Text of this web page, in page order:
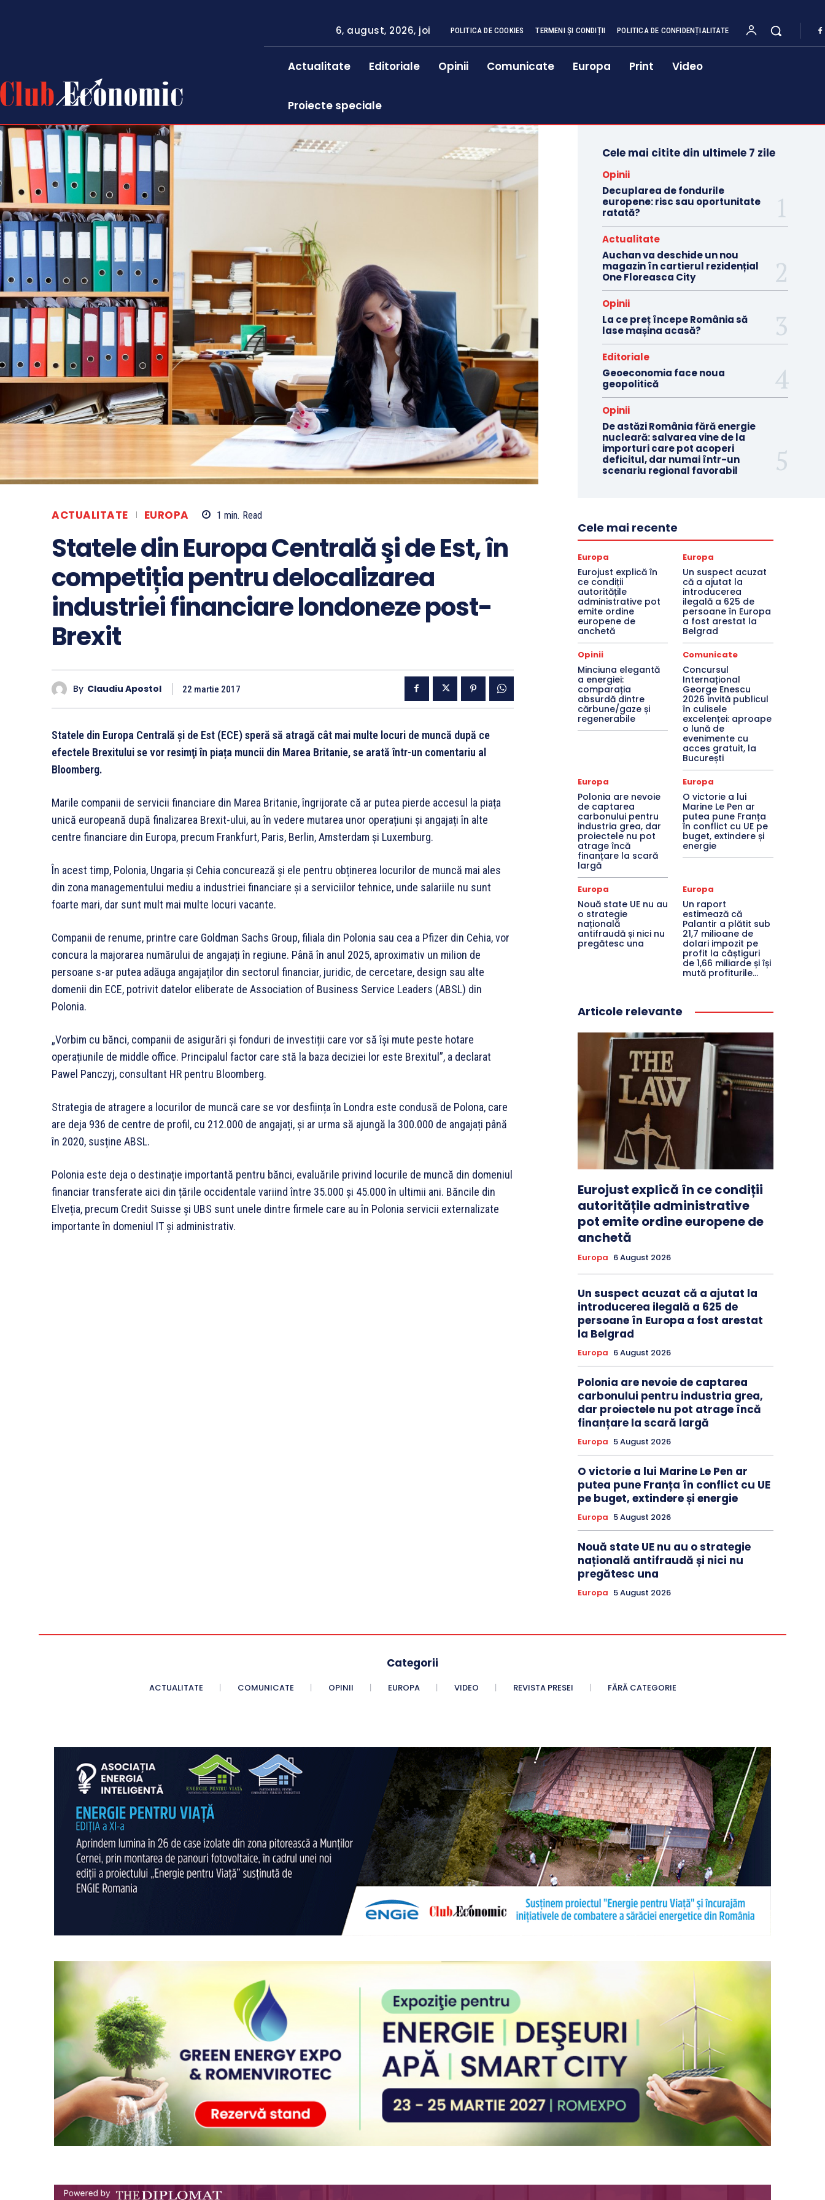
6, august, 2026, joi POLITICA DE COOKIES TERMENI ȘI CONDIȚII POLITICA DE CONFIDENȚIALITATE
Actualitate Editoriale Opinii Comunicate Europa Print Video
Proiecte speciale
ACTUALITATE EUROPA 1 min. Read
Statele din Europa Centrală şi de Est, în
competiția pentru delocalizarea
industriei financiare londoneze post-
Brexit
By Claudiu Apostol 22 martie 2017
Statele din Europa Centrală și de Est (ECE) speră să atragă cât mai multe locuri de muncă după ce
efectele Brexitului se vor resimţi în piața muncii din Marea Britanie, se arată într-un comentariu al
Bloomberg.
Marile companii de servicii financiare din Marea Britanie, îngrijorate că ar putea pierde accesul la piața
unică europeană după finalizarea Brexit-ului, au în vedere mutarea unor operațiuni și angajați în alte
centre financiare din Europa, precum Frankfurt, Paris, Berlin, Amsterdam și Luxemburg.
În acest timp, Polonia, Ungaria și Cehia concurează și ele pentru obținerea locurilor de muncă mai ales
din zona managementului mediu a industriei financiare și a serviciilor tehnice, unde salariile nu sunt
foarte mari, dar sunt mult mai multe locuri vacante.
Companii de renume, printre care Goldman Sachs Group, filiala din Polonia sau cea a Pfizer din Cehia, vor
concura la majorarea numărului de angajați în regiune. Până în anul 2025, aproximativ un milion de
persoane s-ar putea adăuga angajaților din sectorul financiar, juridic, de cercetare, design sau alte
domenii din ECE, potrivit datelor eliberate de Association of Business Service Leaders (ABSL) din
Polonia.
„Vorbim cu bănci, companii de asigurări și fonduri de investiții care vor să își mute peste hotare
operațiunile de middle office. Principalul factor care stă la baza deciziei lor este Brexitul”, a declarat
Pawel Panczyj, consultant HR pentru Bloomberg.
Strategia de atragere a locurilor de muncă care se vor desființa în Londra este condusă de Polona, care
are deja 936 de centre de profil, cu 212.000 de angajați, și ar urma să ajungă la 300.000 de angajați până
în 2020, susține ABSL.
Polonia este deja o destinație importantă pentru bănci, evaluările privind locurile de muncă din domeniul
financiar transferate aici din țările occidentale variind între 35.000 și 45.000 în ultimii ani. Băncile din
Elveția, precum Credit Suisse și UBS sunt unele dintre firmele care au în Polonia servicii externalizate
importante în domeniul IT și administrativ.
Cele mai citite din ultimele 7 zile
Opinii
Decuplarea de fondurile
europene: risc sau oportunitate
ratată?
Actualitate
Auchan va deschide un nou
magazin în cartierul rezidențial
One Floreasca City
Opinii
La ce preț începe România să
lase mașina acasă?
Editoriale
Geoeconomia face noua
geopolitică
Opinii
De astăzi România fără energie
nucleară: salvarea vine de la
importuri care pot acoperi
deficitul, dar numai într-un
scenariu regional favorabil
Cele mai recente
Europa
Eurojust explică în
ce condiții
autoritățile
administrative pot
emite ordine
europene de
anchetă
Europa
Un suspect acuzat
că a ajutat la
introducerea
ilegală a 625 de
persoane în Europa
a fost arestat la
Belgrad
Opinii
Minciuna elegantă
a energiei:
comparația
absurdă dintre
cărbune/gaze și
regenerabile
Comunicate
Concursul
Internațional
George Enescu
2026 invită publicul
în culisele
excelenței: aproape
o lună de
evenimente cu
acces gratuit, la
București
Europa
Polonia are nevoie
de captarea
carbonului pentru
industria grea, dar
proiectele nu pot
atrage încă
finanțare la scară
largă
Europa
O victorie a lui
Marine Le Pen ar
putea pune Franța
în conflict cu UE pe
buget, extindere și
energie
Europa
Nouă state UE nu au
o strategie
națională
antifraudă și nici nu
pregătesc una
Europa
Un raport
estimează că
Palantir a plătit sub
21,7 milioane de
dolari impozit pe
profit la câștiguri
de 1,66 miliarde și își
mută profiturile...
Articole relevante
Eurojust explică în ce condiții
autoritățile administrative
pot emite ordine europene de
anchetă
Europa 6 August 2026
Un suspect acuzat că a ajutat la
introducerea ilegală a 625 de
persoane în Europa a fost arestat
la Belgrad
Europa 6 August 2026
Polonia are nevoie de captarea
carbonului pentru industria grea,
dar proiectele nu pot atrage încă
finanțare la scară largă
Europa 5 August 2026
O victorie a lui Marine Le Pen ar
putea pune Franța în conflict cu UE
pe buget, extindere și energie
Europa 5 August 2026
Nouă state UE nu au o strategie
națională antifraudă și nici nu
pregătesc una
Europa 5 August 2026
Categorii
ACTUALITATE COMUNICATE OPINII EUROPA VIDEO REVISTA PRESEI FĂRĂ CATEGORIE